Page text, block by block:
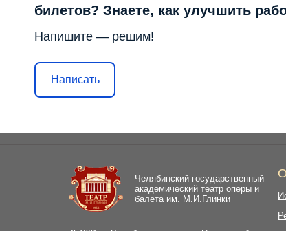
билетов? Знаете, как улучшить
Напишите — решим!
Написать
Челябинский государственный
академический театр оперы и
балета им. М.И.Глинки